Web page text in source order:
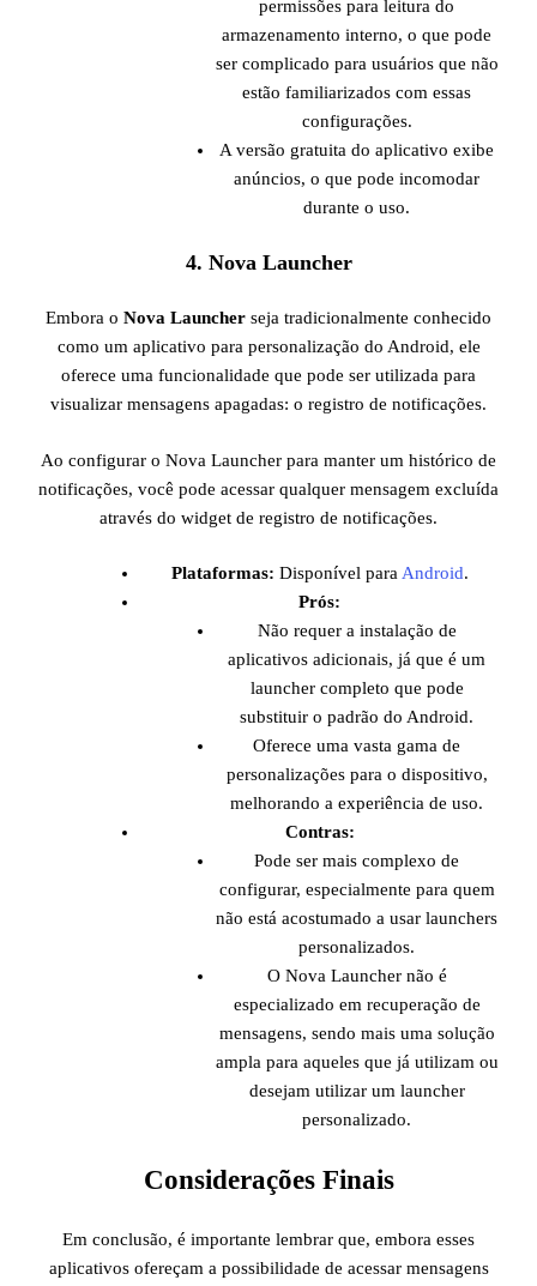
permissões para leitura do
armazenamento interno, o que pode
ser complicado para usuários que não
estão familiarizados com essas
configurações.
A versão gratuita do aplicativo exibe
anúncios, o que pode incomodar
durante o uso.
4. Nova Launcher
Embora o Nova Launcher seja tradicionalmente conhecido
como um aplicativo para personalização do Android, ele
oferece uma funcionalidade que pode ser utilizada para
visualizar mensagens apagadas: o registro de notificações.
Ao configurar o Nova Launcher para manter um histórico de
notificações, você pode acessar qualquer mensagem excluída
através do widget de registro de notificações.
Plataformas: Disponível para Android.
Prós:
Não requer a instalação de
aplicativos adicionais, já que é um
launcher completo que pode
substituir o padrão do Android.
Oferece uma vasta gama de
personalizações para o dispositivo,
melhorando a experiência de uso.
Contras:
Pode ser mais complexo de
configurar, especialmente para quem
não está acostumado a usar launchers
personalizados.
O Nova Launcher não é
especializado em recuperação de
mensagens, sendo mais uma solução
ampla para aqueles que já utilizam ou
desejam utilizar um launcher
personalizado.
Considerações Finais
Em conclusão, é importante lembrar que, embora esses
aplicativos ofereçam a possibilidade de acessar mensagens